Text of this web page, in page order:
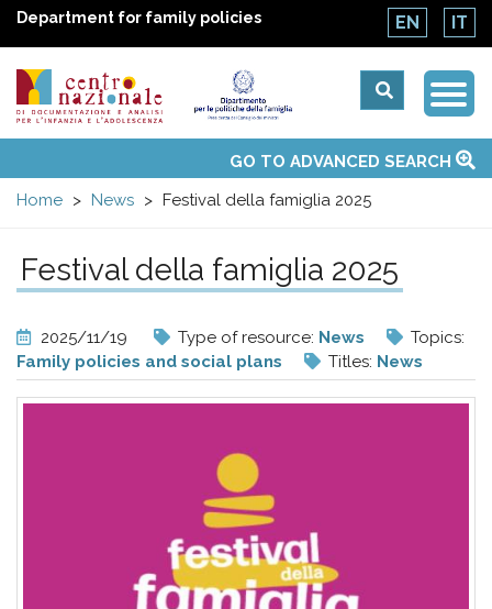
Department for family policies EN IT
Centro
nazionale
di
Documentazione
e
l'infanzia
menuTopics
Activities
UN Convention
National ObservatoriesGO TO ADVANCED SEARCH
Home
News Festival della famiglia 2025
Festival della famiglia 2025
2025/11/19 Type of resource: News
Topics:
Family policies and social plans
Titles: News